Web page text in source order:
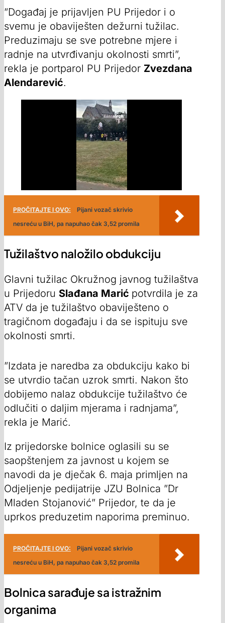
”Događaj je prijavljen PU Prijedor i o
svemu je obaviješten dežurni tužilac.
Preduzimaju se sve potrebne mjere i
radnje na utvrđivanju okolnosti smrti”,
rekla je portparol PU Prijedor Zvezdana
Alendarević.
PROČITAJTE I OVO:
Pijani vozač skrivio
nesreću u BiH, pa napuhao čak 3,52 promila
Tužilaštvo naložilo obdukciju
Glavni tužilac Okružnog javnog tužilaštva
u Prijedoru Slađana Marić potvrdila je za
ATV da je tužilaštvo obaviješteno o
tragičnom događaju i da se ispituju sve
okolnosti smrti.
”Izdata je naredba za obdukciju kako bi
se utvrdio tačan uzrok smrti. Nakon što
dobijemo nalaz obdukcije tužilaštvo će
odlučiti o daljim mjerama i radnjama”,
rekla je Marić.
Iz prijedorske bolnice oglasili su se
saopštenjem za javnost u kojem se
navodi da je dječak 6. maja primljen na
Odjeljenje pedijatrije JZU Bolnica ”Dr
Mladen Stojanović” Prijedor, te da je
uprkos preduzetim naporima preminuo.
PROČITAJTE I OVO:
Pijani vozač skrivio
nesreću u BiH, pa napuhao čak 3,52 promila
Bolnica sarađuje sa istražnim
organima